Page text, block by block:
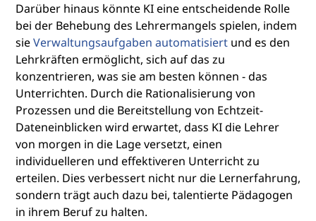
Darüber hinaus könnte KI eine entscheidende Rolle
bei der Behebung des Lehrermangels spielen, indem
sieVerwaltungsaufgaben automatisiert und es den
Lehrkräften ermöglicht, sich auf das zu
konzentrieren, was sie am besten können - das
Unterrichten. Durch die Rationalisierung von
Prozessen und die Bereitstellung von Echtzeit-
Dateneinblicken wird erwartet, dass KI die Lehrer
von morgen in die Lage versetzt, einen
individuelleren und effektiveren Unterricht zu
erteilen. Dies verbessert nicht nur die Lernerfahrung,
sondern trägt auch dazu bei, talentierte Pädagogen
in ihrem Beruf zu halten.